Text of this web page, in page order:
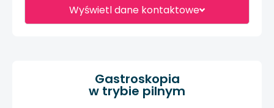
Wyświetl dane kontaktowe
Gastroskopia
w trybie pilnym